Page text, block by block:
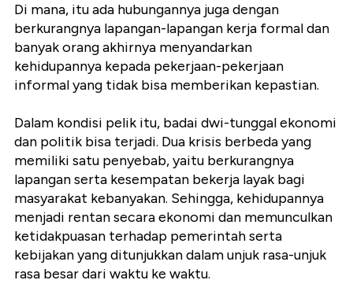
Di mana, itu ada hubungannya juga dengan
berkurangnya lapangan-lapangan kerja formal dan
banyak orang akhirnya menyandarkan
kehidupannya kepada pekerjaan-pekerjaan
informal yang tidak bisa memberikan kepastian.
Dalam kondisi pelik itu, badai dwi-tunggal ekonomi
dan politik bisa terjadi. Dua krisis berbeda yang
memiliki satu penyebab, yaitu berkurangnya
lapangan serta kesempatan bekerja layak bagi
masyarakat kebanyakan. Sehingga, kehidupannya
menjadi rentan secara ekonomi dan memunculkan
ketidakpuasan terhadap pemerintah serta
kebijakan yang ditunjukkan dalam unjuk rasa-unjuk
rasa besar dari waktu ke waktu.